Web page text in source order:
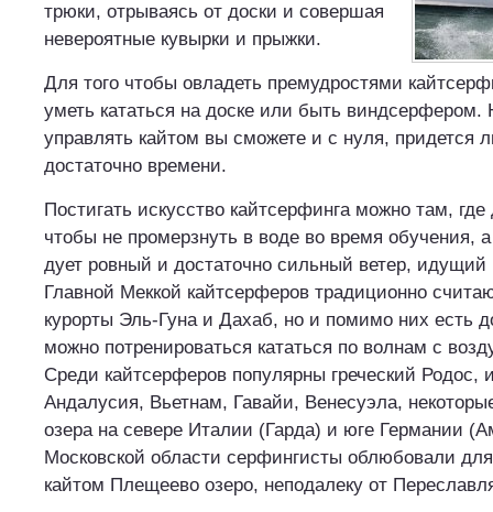
трюки, отрываясь от доски и совершая
невероятные кувырки и прыжки.
Для того чтобы овладеть премудростями
уметь кататься на доске или быть виндсерфером.
управлять кайтом вы сможете и с нуля, придется
достаточно времени.
Постигать искусство кайтсерфинга можно там, где
чтобы не промерзнуть в воде во время обучения,
дует ровный и достаточно сильный ветер,
Главной Меккой кайтсерферов традиционно
курорты Эль-Гуна и Дахаб, но и помимо них есть
можно потренироваться кататься по волнам с
Среди кайтсерферов популярны греческий Родос,
Андалусия, Вьетнам, Гавайи, Венесуэла,
озера на севере Италии (Гарда) и юге Германии
Московской области серфингисты облюбовали
кайтом Плещеево озеро, неподалеку от